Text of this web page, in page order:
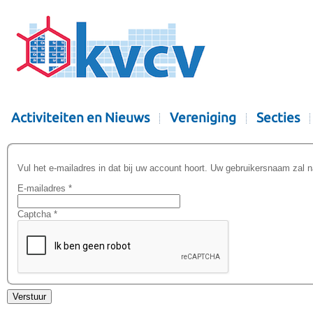
Activiteiten en Nieuws Vereniging Secties
Vul het e-mailadres in dat bij uw account hoort. Uw gebruikersnaam zal
E-mailadres *
Captcha *
Verstuur